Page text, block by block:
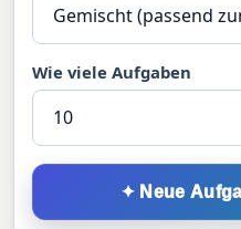
Wie viele Aufgaben
✦ Neue